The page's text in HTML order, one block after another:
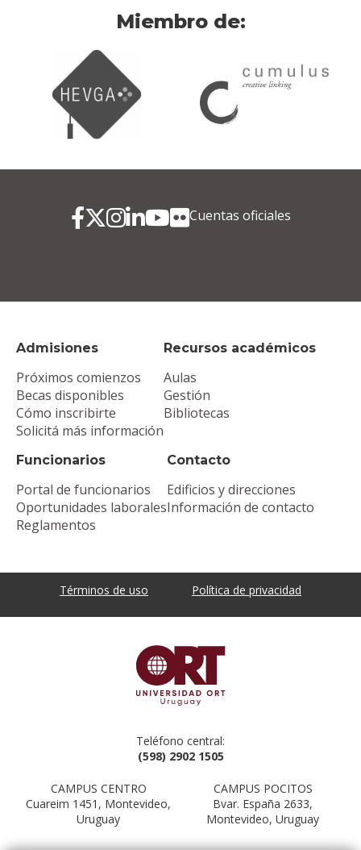
Miembro de:
Admisiones
Próximos comienzos
Becas disponibles
Cómo inscribirte
Solicitá más información
Recursos académicos
Aulas
Gestión
Bibliotecas
Funcionarios
Portal de funcionarios
Oportunidades laborales
Reglamentos
Contacto
Edificios y direcciones
Información de contacto
Cuentas oficiales
Términos de uso Política de privacidad
Teléfono central:
(598) 2902 1505
CAMPUS CENTRO
Cuareim 1451, Montevideo,
Uruguay
CAMPUS POCITOS
Bvar. España 2633,
Montevideo, Uruguay